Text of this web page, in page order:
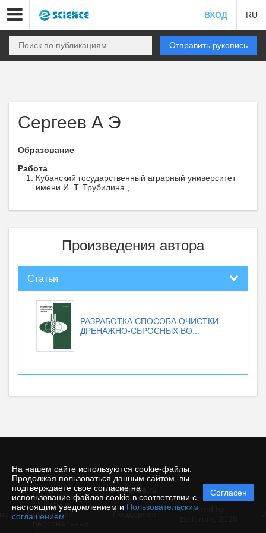
На нашем сайте используются cookie-файлы.
Продолжая пользоваться данным сайтом, вы
подтверждаете свое согласие на
использование файлов cookie в соответствии с
настоящим уведомлением и Пользовательским
соглашением
Согласен
ВХОД RU
Отправить рукопись
Сергеев А Э
Образование
Работа
Кубанский государственный аграрный университет
имени И. Т. Трубилина ,
Произведения автора
Статьи
РАЗРАБОТКА СПОСОБА ОЧИСТКИ
ДРЕНАЖНО-СБРОСНЫХ ВО...
© ecience.ru
Политика
защиты и
обработки
Powered by